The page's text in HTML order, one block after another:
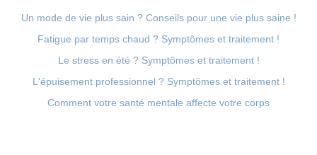
Un mode de vie plus sain ? Conseils pour une vie plus saine !
Fatigue par temps chaud ? Symptômes et traitement !
Le stress en été ? Symptômes et traitement !
L'épuisement professionnel ? Symptômes et traitement !
Comment votre santé mentale affecte votre corps